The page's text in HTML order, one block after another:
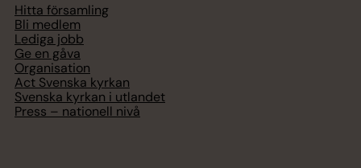
Hitta församling
Bli medlem
Lediga jobb
Ge en gåva
Organisation
Act Svenska kyrkan
Svenska kyrkan i utlandet
Press – nationell nivå